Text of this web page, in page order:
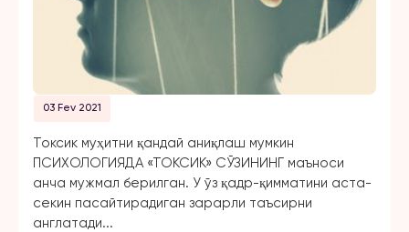
03 Fev 2021
Токсик муҳитни қандай аниқлаш мумкин
ПСИХОЛОГИЯДА «ТОКСИК» СЎЗИНИНГ маъноси
анча мужмал берилган. У ўз қадр-қимматини аста-
секин пасайтирадиган зарарли таъсирни
англатади...